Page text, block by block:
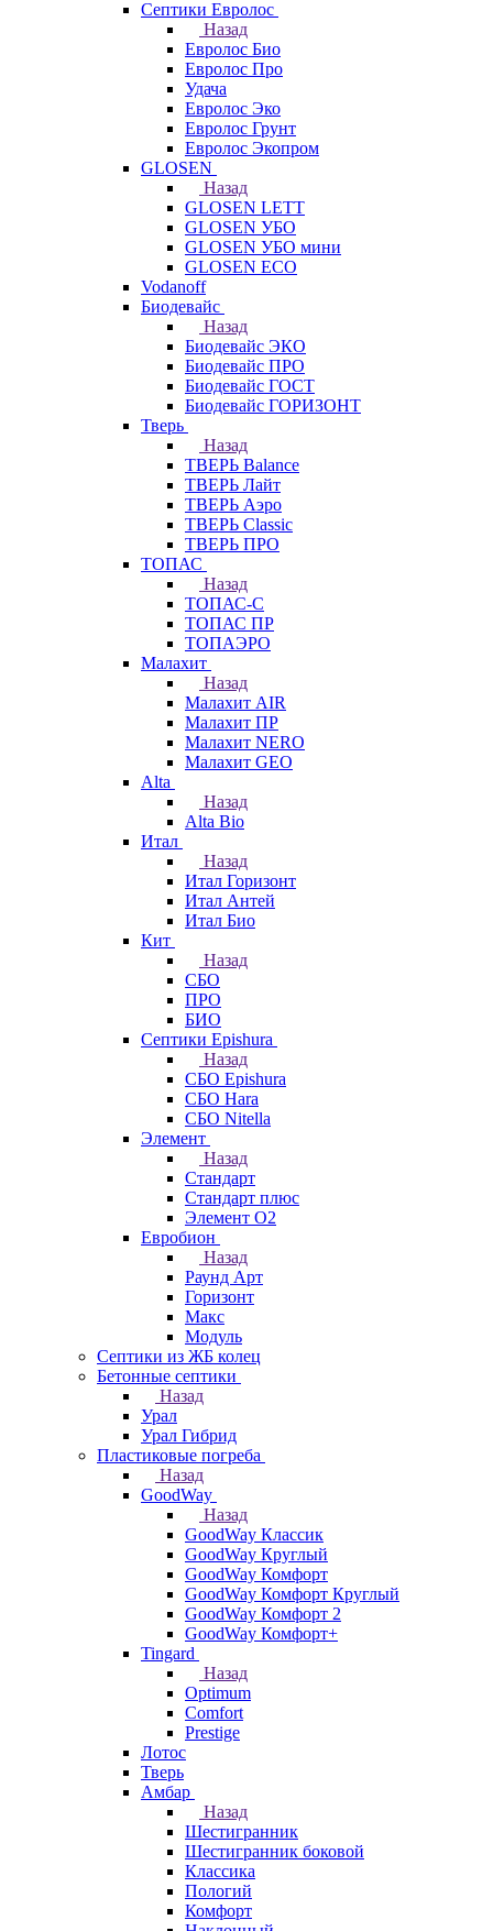
Септики Евролос
Назад
Евролос Био
Евролос Про
Удача
Евролос Эко
Евролос Грунт
Евролос Экопром
GLOSEN
Назад
GLOSEN LETT
GLOSEN УБО
GLOSEN УБО мини
GLOSEN ECO
Vodanoff
Биодевайс
Назад
Биодевайс ЭКО
Биодевайс ПРО
Биодевайс ГОСТ
Биодевайс ГОРИЗОНТ
Тверь
Назад
ТВЕРЬ Balance
ТВЕРЬ Лайт
ТВЕРЬ Аэро
ТВЕРЬ Classic
ТВЕРЬ ПРО
ТОПАС
Назад
ТОПАС-С
ТОПАС ПР
ТОПАЭРО
Малахит
Назад
Малахит AIR
Малахит ПР
Малахит NERO
Малахит GEO
Alta
Назад
Alta Bio
Итал
Назад
Итал Горизонт
Итал Антей
Итал Био
Кит
Назад
СБО
ПРО
БИО
Септики Epishura
Назад
СБО Epishura
СБО Hara
СБО Nitella
Элемент
Назад
Стандарт
Стандарт плюс
Элемент О2
Евробион
Назад
Раунд Арт
Горизонт
Макс
Модуль
Септики из ЖБ колец
Бетонные септики
Назад
Урал
Урал Гибрид
Пластиковые погреба
Назад
GoodWay
Назад
GoodWay Классик
GoodWay Круглый
GoodWay Комфорт
GoodWay Комфорт Круглый
GoodWay Комфорт 2
GoodWay Комфорт+
Tingard
Назад
Optimum
Comfort
Prestige
Лотос
Тверь
Амбар
Назад
Шестигранник
Шестигранник боковой
Классика
Пологий
Комфорт